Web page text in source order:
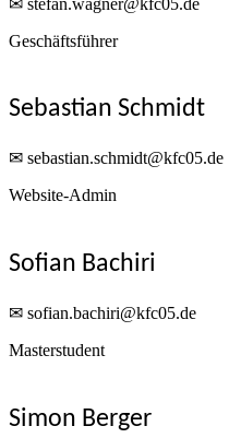
Geschäftsführer
Sebastian Schmidt
✉ sebastian.schmidt@kfc05.de
Website-Admin
Sofian Bachiri
✉ sofian.bachiri@kfc05.de
Masterstudent
Simon Berger